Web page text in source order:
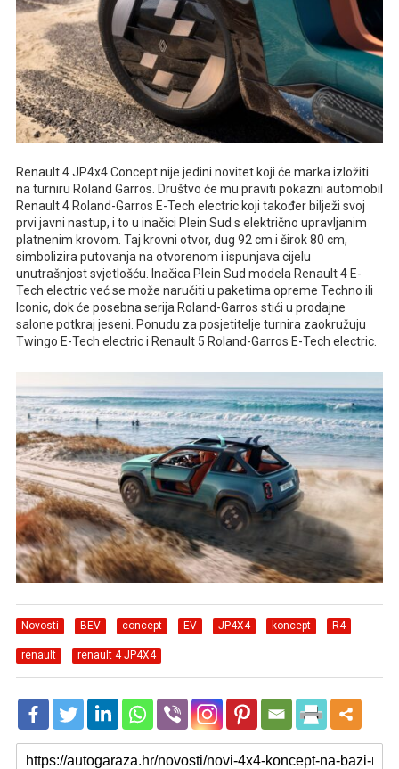
Renault 4 JP4x4 Concept nije jedini novitet koji će marka izložiti
na turniru Roland Garros. Društvo će mu praviti pokazni automobil
Renault 4 Roland-Garros E-Tech electric koji također bilježi svoj
prvi javni nastup, i to u inačici Plein Sud s električno upravljanim
platnenim krovom. Taj krovni otvor, dug 92 cm i širok 80 cm,
simbolizira putovanja na otvorenom i ispunjava cijelu
unutrašnjost svjetlošću. Inačica Plein Sud modela Renault 4 E-
Tech electric već se može naručiti u paketima opreme Techno ili
Iconic, dok će posebna serija Roland-Garros stići u prodajne
salone potkraj jeseni. Ponudu za posjetitelje turnira zaokružuju
Twingo E-Tech electric i Renault 5 Roland-Garros E-Tech electric.
Novosti BEV concept EV JP4X4 koncept R4
renault renault 4 JP4X4